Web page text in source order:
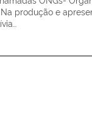
produção e